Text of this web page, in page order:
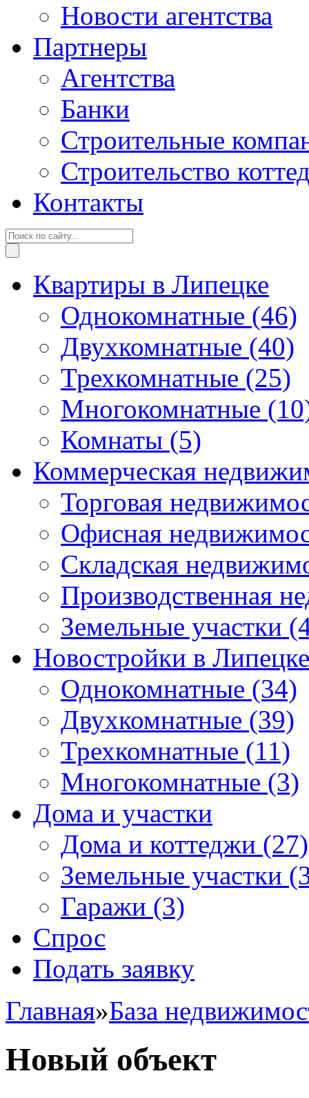
Новости агентства
Партнеры
Агентства
Банки
Строительные
Строительство
Контакты
Квартиры в Липецке
Однокомнатные (46)
Двухкомнатные (40)
Трехкомнатные (25)
Многокомнатные
Комнаты (5)
Коммерческая
Торговая
Офисная
Складская
Производственная
Земельные участки
Новостройки в Липецке
Однокомнатные (34)
Двухкомнатные (39)
Трехкомнатные (11)
Многокомнатные (3)
Дома и участки
Дома и коттеджи (27)
Земельные участки
Гаражи (3)
Спрос
Подать заявку
Главная»База
Новый объект